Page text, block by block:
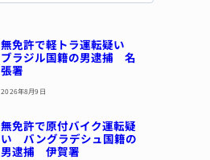
無免許で軽トラ運転疑い
ブラジル国籍の男逮捕 名
張署
2026年8月9日
無免許で原付バイク運転疑
い バングラデシュ国籍の
男逮捕 伊賀署